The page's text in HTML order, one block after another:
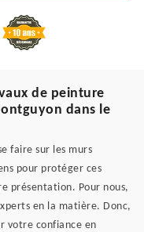
de peinture
dans le
faire sur les murs
pour protéger ces
présentation. Pour nous,
en la matière. Donc,
votre confiance en